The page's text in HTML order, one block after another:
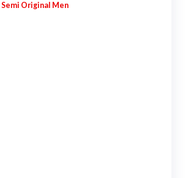
Semi Original Men